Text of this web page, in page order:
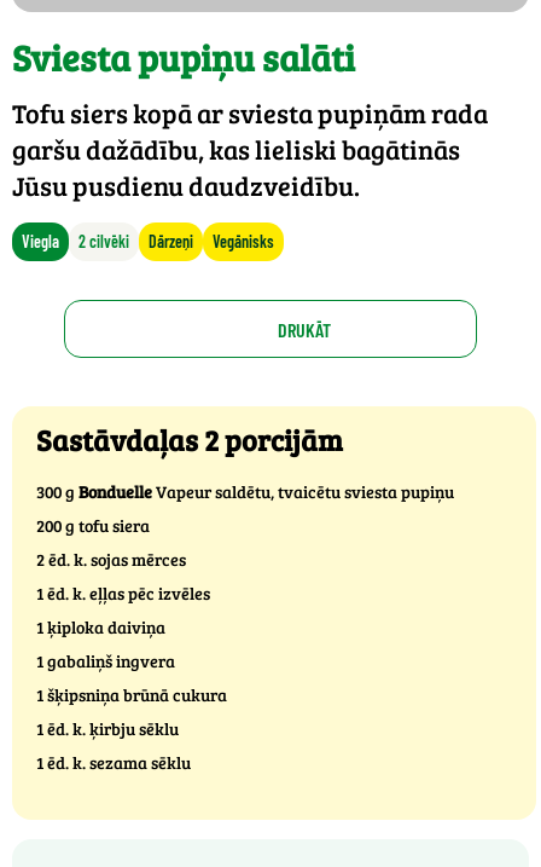
Sviesta pupiņu salāti
Tofu siers kopā ar sviesta pupiņām rada
garšu dažādību, kas lieliski bagātinās
Jūsu pusdienu daudzveidību.
Viegla 2 cilvēki Dārzeņi Vegānisks
DRUKĀT
Sastāvdaļas 2 porcijām
300 g BonduelleVapeur saldētu, tvaicētu sviesta pupiņu
200 g tofu siera
2 ēd. k. sojas mērces
1 ēd. k. eļļas pēc izvēles
1 ķiploka daiviņa
1 gabaliņš ingvera
1 šķipsniņa brūnā cukura
1 ēd. k. ķirbju sēklu
1 ēd. k. sezama sēklu